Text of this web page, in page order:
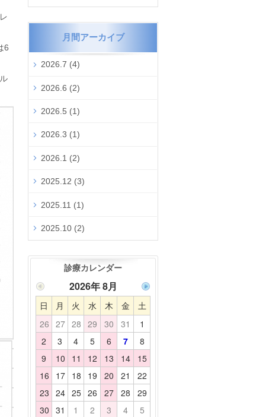
6
月間アーカイブ
2026.7 (4)
2026.6 (2)
2026.5 (1)
2026.3 (1)
2026.1 (2)
2025.12 (3)
2025.11 (1)
2025.10 (2)
診療カレンダー
2026年 8月
日 月 火 水 木 金
土
26 27 28 29 30 31
1
2
3 4 5 6 7
8
9
10 11 12 13 14
15
16
17 18 19 20 21
22
23 24 25 26 27 28
29
30 31 1 2 3 4 5